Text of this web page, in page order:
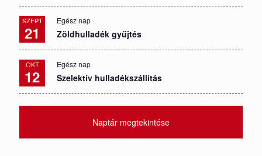
SZEPT
21
Egész nap
Zöldhulladék gyűjtés
OKT
12
Egész nap
Szelektív hulladékszállítás
Naptár megtekintése